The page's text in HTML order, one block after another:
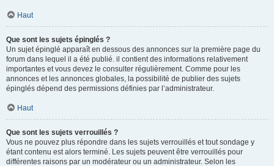
Haut
Que sont les sujets épinglés ?
Un sujet épinglé apparaît en dessous des annonces sur la première page du
forum dans lequel il a été publié. il contient des informations relativement
importantes et vous devez le consulter régulièrement. Comme pour les
annonces et les annonces globales, la possibilité de publier des sujets
épinglés dépend des permissions définies par l’administrateur.
Haut
Que sont les sujets verrouillés ?
Vous ne pouvez plus répondre dans les sujets verrouillés et tout sondage y
étant contenu est alors terminé. Les sujets peuvent être verrouillés pour
différentes raisons par un modérateur ou un administrateur. Selon les